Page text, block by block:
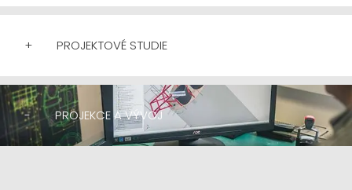
+ PROJEKTOVÉ STUDIE
- PROJEKCE A VÝVOJ